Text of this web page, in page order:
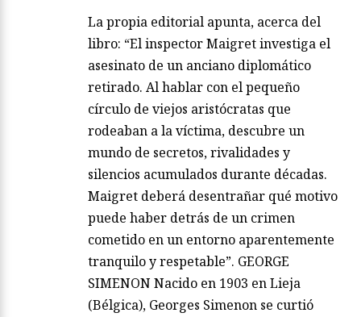
La propia editorial apunta, acerca del
libro: “El inspector Maigret investiga el
asesinato de un anciano diplomático
retirado. Al hablar con el pequeño
círculo de viejos aristócratas que
rodeaban a la víctima, descubre un
mundo de secretos, rivalidades y
silencios acumulados durante décadas.
Maigret deberá desentrañar qué motivo
puede haber detrás de un crimen
cometido en un entorno aparentemente
tranquilo y respetable”. GEORGE
SIMENON Nacido en 1903 en Lieja
(Bélgica), Georges Simenon se curtió